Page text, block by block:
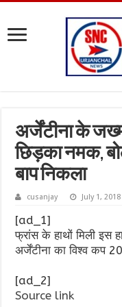
अर्जेंटीना के
छिड़का नमक,
बाप निकला
cusanjay July 1, 2018
[ad_1]
फ्रांस के हाथों मिली इस
अर्जेंटीना का विश्व कप
[ad_2]
Source link